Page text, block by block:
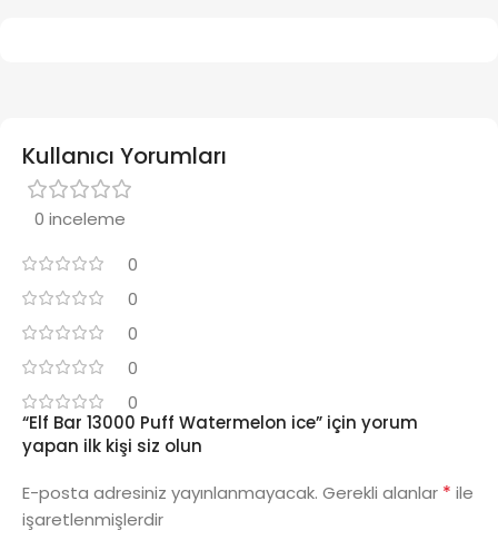
Kullanıcı Yorumları
0 inceleme
0
0
0
0
0
“Elf Bar 13000 Puff Watermelon ice” için yorum
yapan ilk kişi siz olun
E-posta adresiniz yayınlanmayacak. Gerekli alanlar * ile
işaretlenmişlerdir